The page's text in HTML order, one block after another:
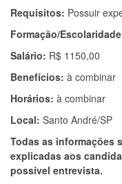
Requisitos: Possuir
Formação/
Salário: R$ 1150,00
Benefícios: à combinar
Horários: à combinar
Local: Santo André/SP
Todas as informações
explicadas aos
possível entrevista.